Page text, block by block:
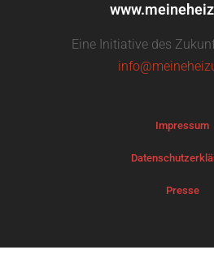
Eine Initiative des
Impressum
Presse